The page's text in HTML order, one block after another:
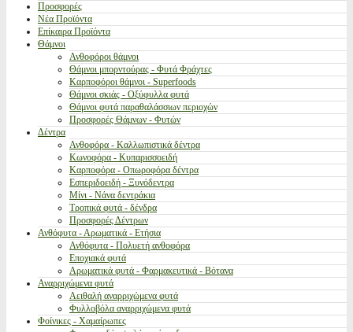
Προσφορές
Νέα Προϊόντα
Επίκαιρα Προϊόντα
Θάμνοι
Ανθοφόροι θάμνοι
Θάμνοι μπορντούρας - Φυτά Φράχτες
Καρποφόροι θάμνοι - Superfoods
Θάμνοι σκιάς - Οξύφυλλα φυτά
Θάμνοι φυτά παραθαλάσσιων περιοχών
Προσφορές Θάμνων - Φυτών
Δέντρα
Ανθοφόρα - Καλλωπιστικά δέντρα
Κωνοφόρα - Κυπαρισσοειδή
Καρποφόρα - Οπωροφόρα δέντρα
Εσπεριδοειδή - Ξυνόδεντρα
Μίνι - Νάνα δεντράκια
Τροπικά φυτά - δένδρα
Προσφορές Δέντρων
Ανθόφυτα - Αρωματικά - Ετήσια
Ανθόφυτα - Πολυετή ανθοφόρα
Εποχιακά φυτά
Αρωματικά φυτά - Φαρμακευτικά - Βότανα
Αναρριχώμενα φυτά
Αειθαλή αναρριχώμενα φυτά
Φυλλοβόλα αναρριχώμενα φυτά
Φοίνικες - Χαμαίρωπες